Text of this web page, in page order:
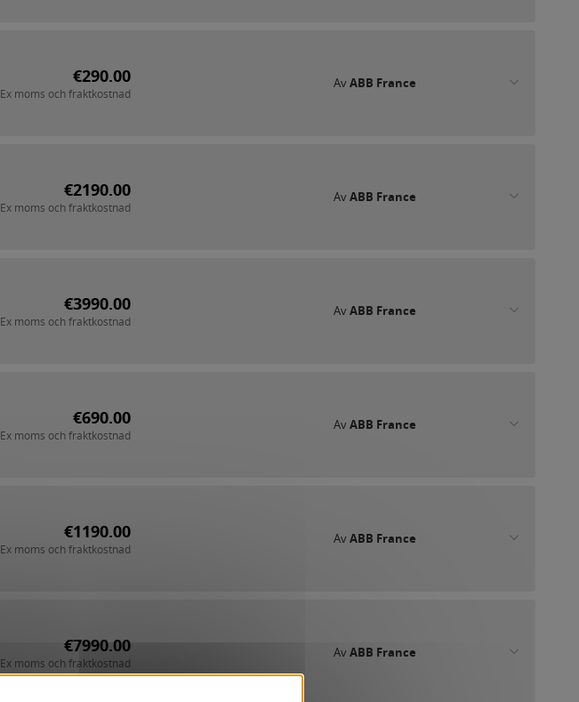
€290.00
Ex moms och fraktkostnad
AvABB France
€2190.00
Ex moms och fraktkostnad
AvABB France
€3990.00
Ex moms och fraktkostnad
AvABB France
€690.00
Ex moms och fraktkostnad
AvABB France
€1190.00
Ex moms och fraktkostnad
AvABB France
€7990.00
Ex moms och fraktkostnad
AvABB France